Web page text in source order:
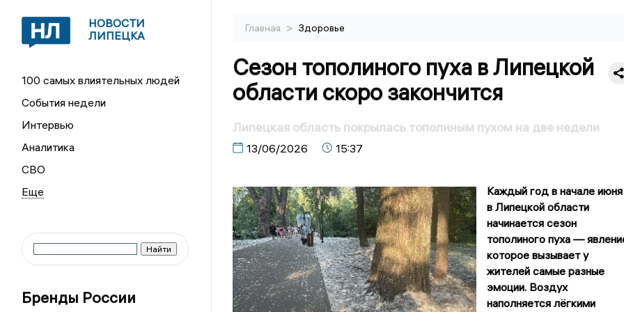
НОВОСТИ
ЛИПЕЦКА
100 самых влиятельных людей
События недели
Интервью
Аналитика
СВО
Бренды России
Главная > Здоровье
Сезон тополиного пуха в Липецкой
области скоро закончится
Липецкая область покрылась тополиным пухом на две недели
13/06/2026 15:37
Каждый год в начале июня
в Липецкой области
начинается сезон
тополиного пуха —
которое вызывает у
жителей самые разные
эмоции. Воздух
наполняется лёгкими